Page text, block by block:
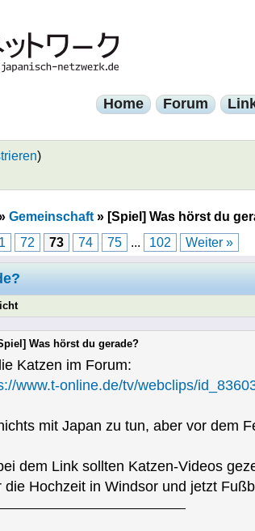
Home Forum
)
Gemeinschaft» [Spiel] Was hörst du
72 73 74 75 ... 102 Weiter »
Was hörst du gerade?
Katzen im Forum:
www.t-online.de/tv/webclips/
mit Japan zu tun, aber vor dem
dem Link sollten Katzen-Videos
die Hochzeit in Windsor und jetzt